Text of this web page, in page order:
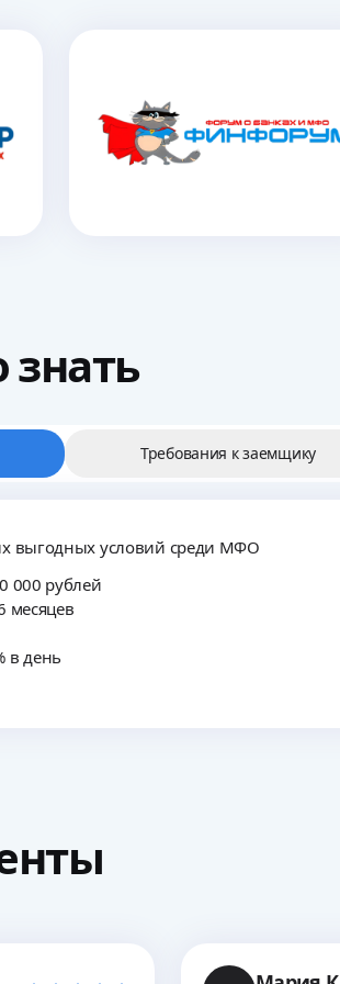
знать
Требования к заемщику
выгодных условий среди МФО
000 рублей
месяцев
в день